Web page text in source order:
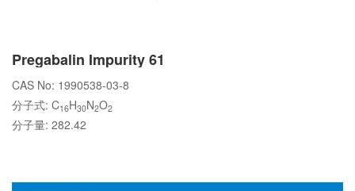
Pregabalin Impurity 61
CAS No: 1990538-03-8
分子式: C16H30N2O2
分子量: 282.42